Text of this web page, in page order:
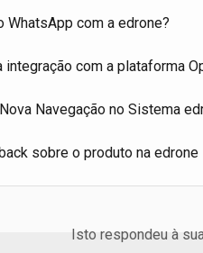
WhatsApp com a edrone?
integração com a plataforma
Navegação no Sistema
sobre o produto na edrone
Isto respondeu à